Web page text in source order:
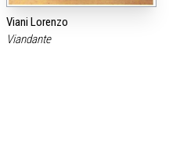
Viani Lorenzo
Viandante